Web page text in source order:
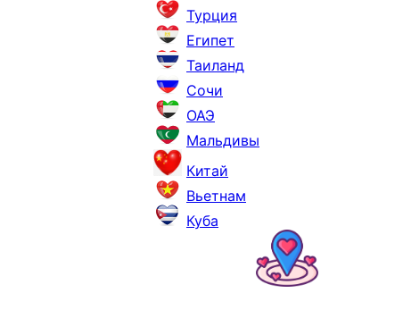
Турция
Египет
Таиланд
Сочи
ОАЭ
Мальдивы
Китай
Вьетнам
Куба